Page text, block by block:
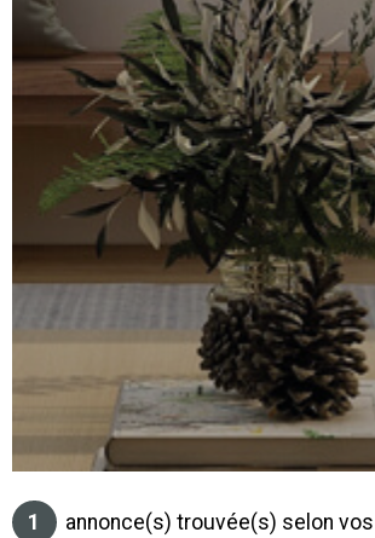
1 annonce(s) trouvée(s) selon
Pièces
PIÈCES
PLUS